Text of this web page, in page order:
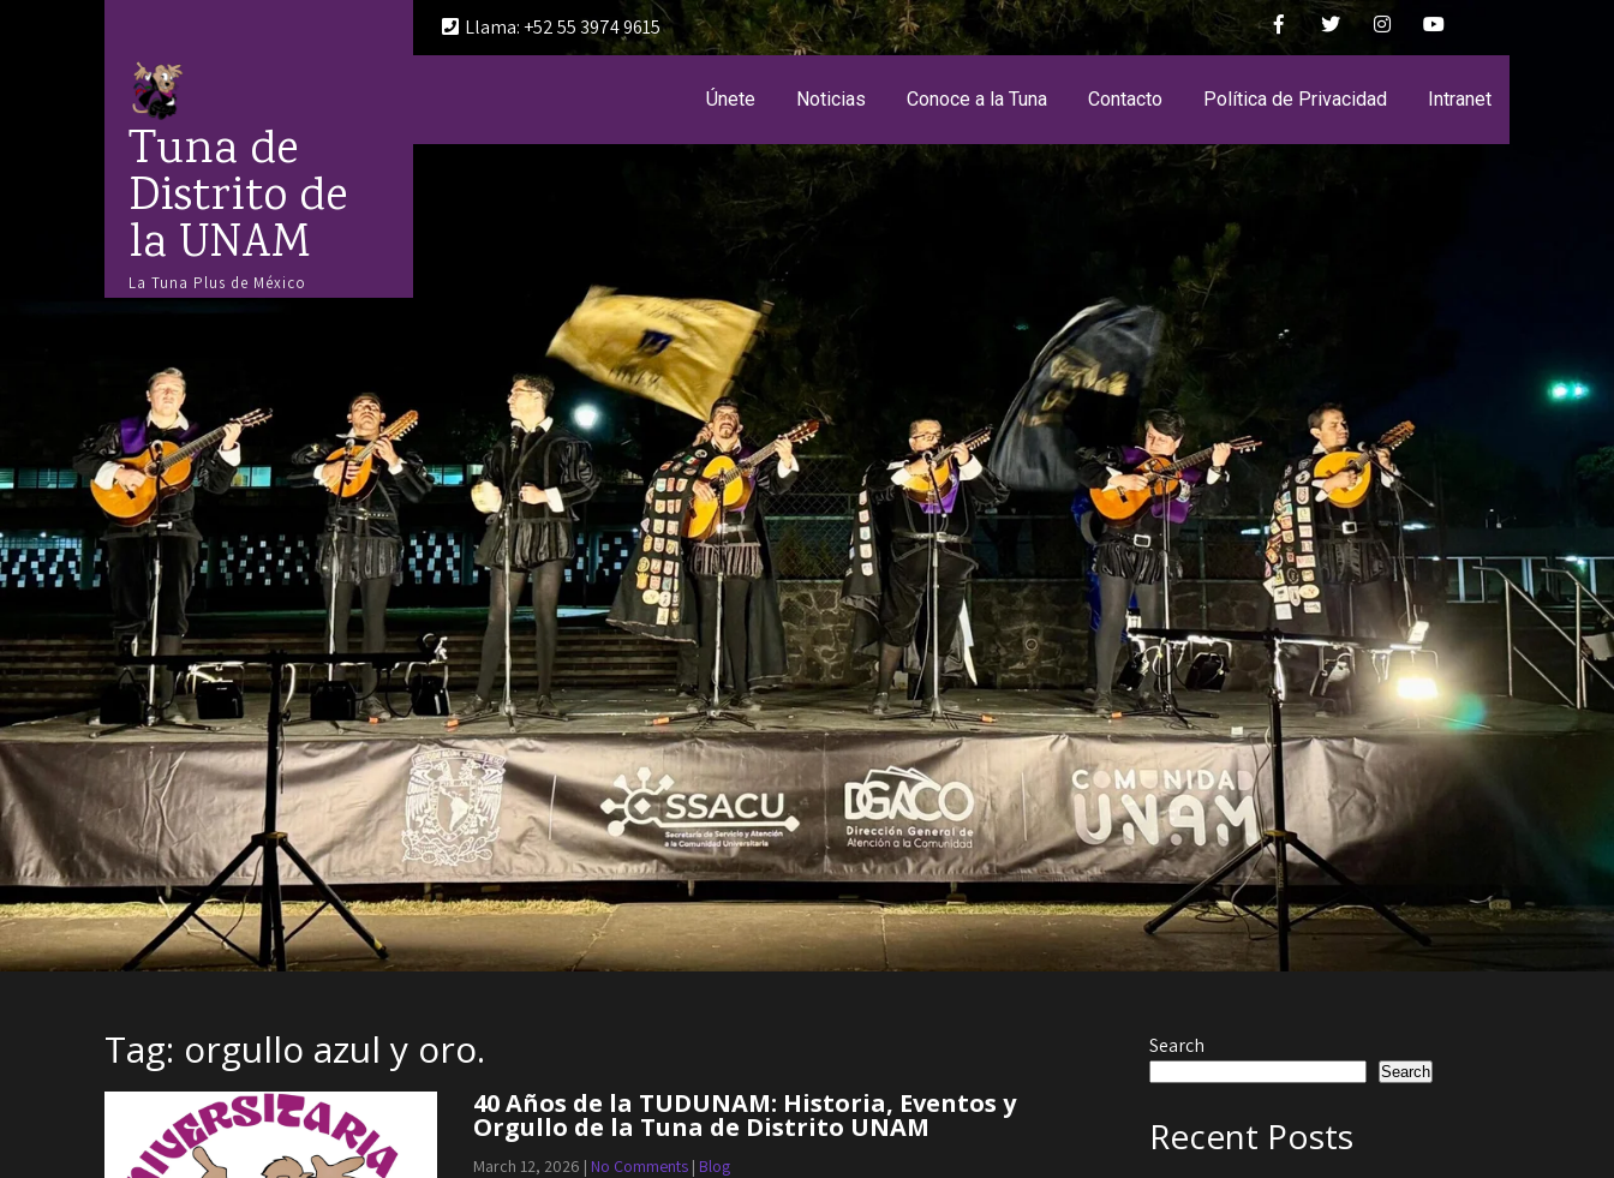
Llama: +52 55 3974 9615
Tuna de
Distrito de
la UNAM
La Tuna Plus de México
Únete Noticias Conoce a la Tuna Contacto Política de Privacidad Intranet
Tag: orgullo azul y oro.
40 Años de la TUDUNAM: Historia, Eventos y
Orgullo de la Tuna de Distrito UNAM
March 12, 2026 | No Comments| Blog
Search
Search
Recent Posts